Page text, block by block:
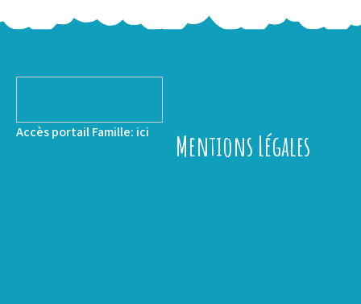
Accès portail Famille: ici Mentions Légales